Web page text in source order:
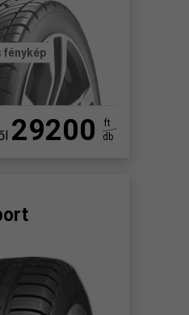
fénykép
29200
ft
db